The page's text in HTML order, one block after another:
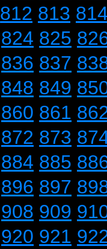
812 813
824 825
836 837
848 849
860 861
872 873
884 885
896 897
908 909
920 921